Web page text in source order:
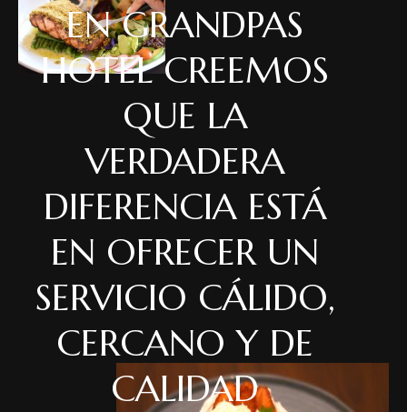
EN GRANDPAS
HOTEL CREEMOS
QUE LA
VERDADERA
DIFERENCIA ESTÁ
EN OFRECER UN
SERVICIO CÁLIDO,
CERCANO Y DE
CALIDAD